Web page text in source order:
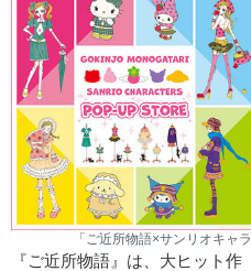
「ご近所物語×サンリオキャ
『ご近所物語』は、大ヒット